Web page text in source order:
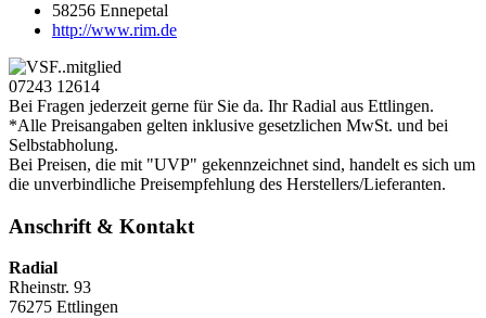
58256 Ennepetal
http://www.rim.de
07243 12614
Bei Fragen jederzeit gerne für Sie da. Ihr Radial aus Ettlingen.
*Alle Preisangaben gelten inklusive gesetzlichen MwSt. und bei
Selbstabholung.
Bei Preisen, die mit "UVP" gekennzeichnet sind, handelt es sich um
die unverbindliche Preisempfehlung des Herstellers/Lieferanten.
Anschrift & Kontakt
Radial
Rheinstr. 93
76275 Ettlingen